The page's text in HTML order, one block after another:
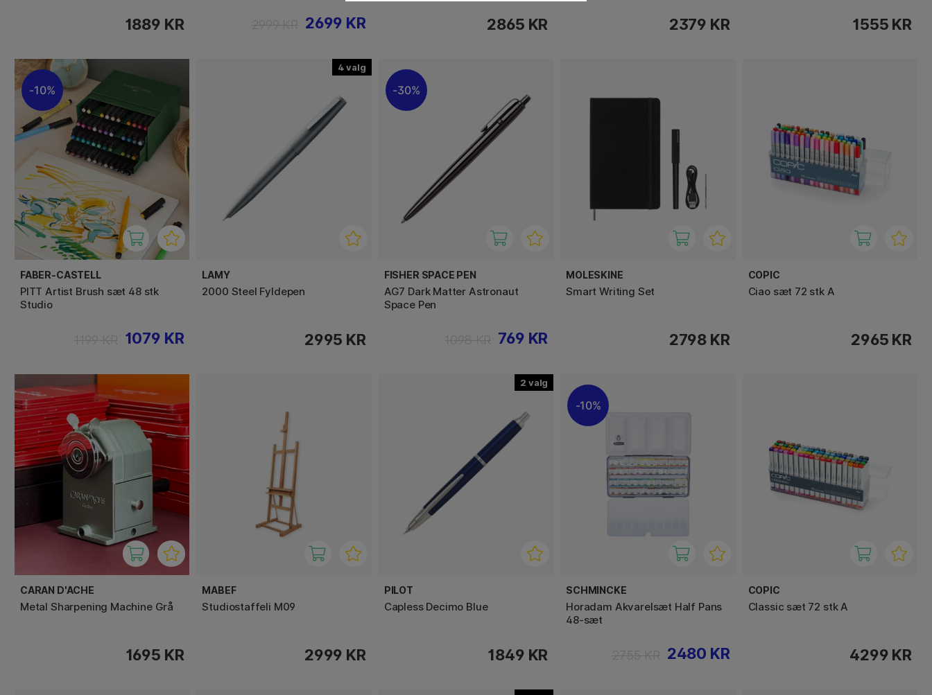
1889 KR 2699 KR 2865 KR 2379 KR 1555 KR
10%
FABER-CASTELL
PITT Artist Brush sæt 48 stk
Studio
1079 KR
4
LAMY
2000 Steel Fyldepen
2995 KR
30%
FISHER SPACE PEN
AG7 Dark Matter Astronaut
Space Pen
769 KR
MOLESKINE
Smart Writing Set
2798 KR
COPIC
Ciao sæt 72 stk A
2965 KR
CARAN D'ACHE
Metal Sharpening Machine Grå
1695 KR
MABEF
Studiostaffeli M09
2999 KR
2
PILOT
Capless Decimo Blue
1849 KR
10%
SCHMINCKE
Horadam Akvarelsæt Half Pans
48-sæt
2480 KR
COPIC
Classic sæt 72 stk A
4299 KR